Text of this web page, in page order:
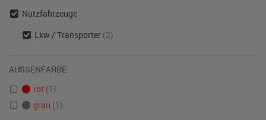
Nutzfahrzeuge
Lkw / Transporter (2)
AUSSENFARBE
rot (1)
grau (1)